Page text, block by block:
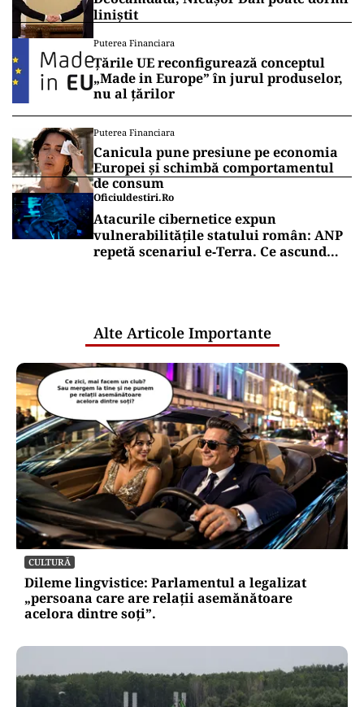
liniștit
Puterea Financiara
Țările UE reconfigurează conceptul
„Made in Europe” în jurul produselor,
nu al țărilor
Puterea Financiara
Canicula pune presiune pe economia
Europei și schimbă comportamentul
de consum
Oficiuldestiri.ro
Atacurile cibernetice expun
vulnerabilitățile statului român: ANP
repetă scenariul e‑Terra. Ce ascund
Alte Articole Importante
CULTURĂ
Dileme lingvistice: Parlamentul a legalizat
„persoana care are relații asemănătoare
acelora dintre soți”.